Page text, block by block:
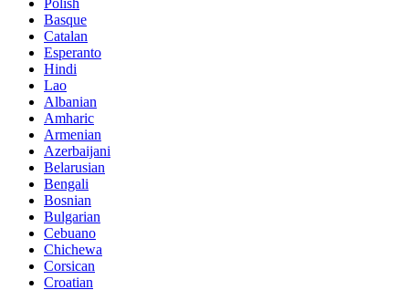
Polish
Basque
Catalan
Esperanto
Hindi
Lao
Albanian
Amharic
Armenian
Azerbaijani
Belarusian
Bengali
Bosnian
Bulgarian
Cebuano
Chichewa
Corsican
Croatian